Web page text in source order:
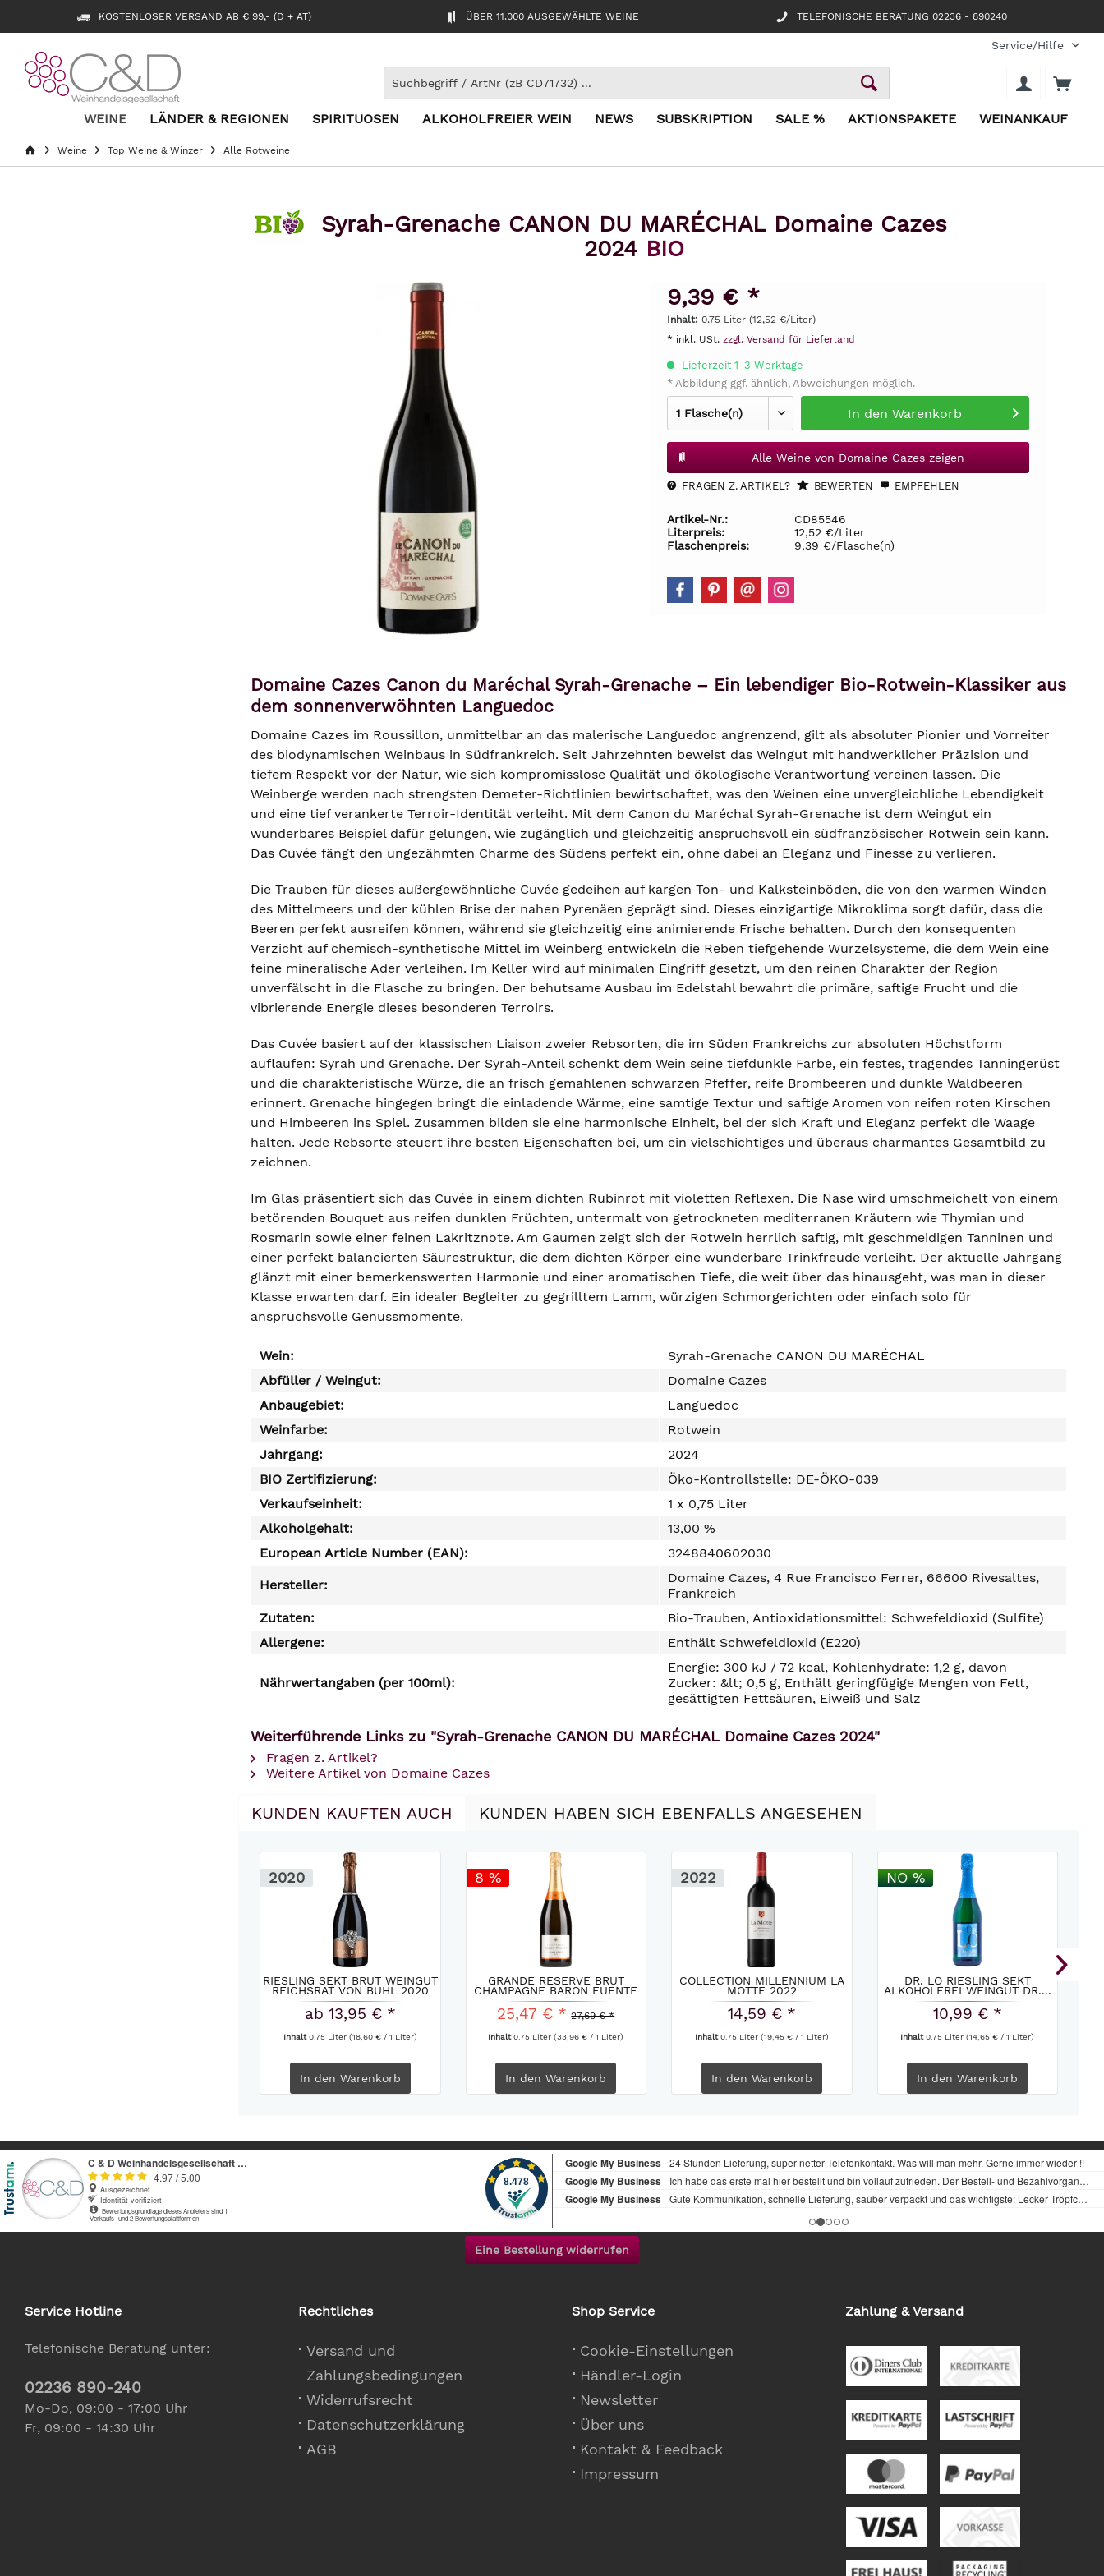
KOSTENLOSER VERSAND AB € 99,- (D + AT) ÜBER 11.000 AUSGEWÄHLTE WEINE TELEFONISCHE BERATUNG 02236 - 890240
Service/Hilfe
WEINE LÄNDER & REGIONEN SPIRITUOSEN ALKOHOLFREIER WEIN NEWS SUBSKRIPTION SALE % AKTIONSPAKETE WEINANKAUF
Weine Top Weine & Winzer Alle Rotweine
Syrah-Grenache CANON DU MARÉCHAL Domaine Cazes
2024 BIO
9,39 € *
Inhalt: 0.75 Liter (12,52 €/Liter)
* inkl. USt. zzgl. Versand für Lieferland
Lieferzeit 1-3 Werktage
* Abbildung ggf. ähnlich, Abweichungen möglich.
In den Warenkorb
Alle Weine von Domaine Cazes zeigen
FRAGEN Z. ARTIKEL? BEWERTEN EMPFEHLEN
Artikel-Nr.:
CD85546
Literpreis:
12,52 €/Liter
Flaschenpreis:
9,39 €/Flasche(n)
Domaine Cazes Canon du Maréchal Syrah-Grenache – Ein lebendiger Bio-Rotwein-Klassiker aus
dem sonnenverwöhnten Languedoc
Domaine Cazes im Roussillon, unmittelbar an das malerische Languedoc angrenzend, gilt als absoluter Pionier und Vorreiter
des biodynamischen Weinbaus in Südfrankreich. Seit Jahrzehnten beweist das Weingut mit handwerklicher Präzision und
tiefem Respekt vor der Natur, wie sich kompromisslose Qualität und ökologische Verantwortung vereinen lassen. Die
Weinberge werden nach strengsten Demeter-Richtlinien bewirtschaftet, was den Weinen eine unvergleichliche Lebendigkeit
und eine tief verankerte Terroir-Identität verleiht. Mit dem Canon du Maréchal Syrah-Grenache ist dem Weingut ein
wunderbares Beispiel dafür gelungen, wie zugänglich und gleichzeitig anspruchsvoll ein südfranzösischer Rotwein sein kann.
Das Cuvée fängt den ungezähmten Charme des Südens perfekt ein, ohne dabei an Eleganz und Finesse zu verlieren.
Die Trauben für dieses außergewöhnliche Cuvée gedeihen auf kargen Ton- und Kalksteinböden, die von den warmen Winden
des Mittelmeers und der kühlen Brise der nahen Pyrenäen geprägt sind. Dieses einzigartige Mikroklima sorgt dafür, dass die
Beeren perfekt ausreifen können, während sie gleichzeitig eine animierende Frische behalten. Durch den konsequenten
Verzicht auf chemisch-synthetische Mittel im Weinberg entwickeln die Reben tiefgehende Wurzelsysteme, die dem Wein eine
feine mineralische Ader verleihen. Im Keller wird auf minimalen Eingriff gesetzt, um den reinen Charakter der Region
unverfälscht in die Flasche zu bringen. Der behutsame Ausbau im Edelstahl bewahrt die primäre, saftige Frucht und die
vibrierende Energie dieses besonderen Terroirs.
Das Cuvée basiert auf der klassischen Liaison zweier Rebsorten, die im Süden Frankreichs zur absoluten Höchstform
auflaufen: Syrah und Grenache. Der Syrah-Anteil schenkt dem Wein seine tiefdunkle Farbe, ein festes, tragendes Tanningerüst
und die charakteristische Würze, die an frisch gemahlenen schwarzen Pfeffer, reife Brombeeren und dunkle Waldbeeren
erinnert. Grenache hingegen bringt die einladende Wärme, eine samtige Textur und saftige Aromen von reifen roten Kirschen
und Himbeeren ins Spiel. Zusammen bilden sie eine harmonische Einheit, bei der sich Kraft und Eleganz perfekt die Waage
halten. Jede Rebsorte steuert ihre besten Eigenschaften bei, um ein vielschichtiges und überaus charmantes Gesamtbild zu
zeichnen.
Im Glas präsentiert sich das Cuvée in einem dichten Rubinrot mit violetten Reflexen. Die Nase wird umschmeichelt von einem
betörenden Bouquet aus reifen dunklen Früchten, untermalt von getrockneten mediterranen Kräutern wie Thymian und
Rosmarin sowie einer feinen Lakritznote. Am Gaumen zeigt sich der Rotwein herrlich saftig, mit geschmeidigen Tanninen und
einer perfekt balancierten Säurestruktur, die dem dichten Körper eine wunderbare Trinkfreude verleiht. Der aktuelle Jahrgang
glänzt mit einer bemerkenswerten Harmonie und einer aromatischen Tiefe, die weit über das hinausgeht, was man in dieser
Klasse erwarten darf. Ein idealer Begleiter zu gegrilltem Lamm, würzigen Schmorgerichten oder einfach solo für
anspruchsvolle Genussmomente.
Wein:
Syrah-Grenache CANON DU MARÉCHAL
Abfüller / Weingut:
Domaine Cazes
Anbaugebiet:
Languedoc
Weinfarbe:
Rotwein
Jahrgang:
2024
BIO Zertifizierung:
Öko-Kontrollstelle: DE-ÖKO-039
Verkaufseinheit:
1 x 0,75 Liter
Alkoholgehalt:
13,00 %
European Article Number (EAN):
3248840602030
Hersteller:
Domaine Cazes, 4 Rue Francisco Ferrer, 66600 Rivesaltes,
Frankreich
Zutaten:
Bio-Trauben, Antioxidationsmittel: Schwefeldioxid (Sulfite)
Allergene:
Enthält Schwefeldioxid (E220)
Nährwertangaben (per 100ml):
Energie: 300 kJ / 72 kcal, Kohlenhydrate: 1,2 g, davon
Zucker: &lt; 0,5 g, Enthält geringfügige Mengen von Fett,
gesättigten Fettsäuren, Eiweiß und Salz
Weiterführende Links zu "Syrah-Grenache CANON DU MARÉCHAL Domaine Cazes 2024"
Fragen z. Artikel?
Weitere Artikel von Domaine Cazes
KUNDEN KAUFTEN AUCH KUNDEN HABEN SICH EBENFALLS ANGESEHEN
2020
RIESLING SEKT BRUT WEINGUT
REICHSRAT VON BUHL 2020
ab 13,95 € *
Inhalt0.75 Liter (18,60 € / 1 Liter)
In den Warenkorb
8 %
GRANDE RESERVE BRUT
CHAMPAGNE BARON FUENTE
25,47 € * 27,69 € *
Inhalt0.75 Liter(33,96 € / 1 Liter)
In den Warenkorb
2022
COLLECTION MILLENNIUM LA
MOTTE 2022
14,59 € *
Inhalt0.75 Liter (19,45 € / 1 Liter)
In den Warenkorb
NO %
DR. LO RIESLING SEKT
ALKOHOLFREI WEINGUT DR....
10,99 € *
Inhalt0.75 Liter(14,65 € / 1 Liter)
In den Warenkorb
Eine Bestellung widerrufen
Service Hotline
Telefonische Beratung unter:
02236 890-240
Mo-Do, 09:00 - 17:00 Uhr
Fr, 09:00 - 14:30 Uhr
Rechtliches
Versand und
Zahlungsbedingungen
Widerrufsrecht
Datenschutzerklärung
AGB
Shop Service
Cookie-Einstellungen
Händler-Login
Newsletter
Über uns
Kontakt & Feedback
Impressum
Zahlung & Versand